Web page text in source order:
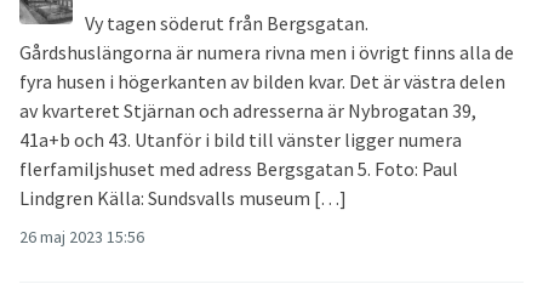
Vy tagen söderut från Bergsgatan.
Gårdshuslängorna är numera rivna men i övrigt finns alla de
fyra husen i högerkanten av bilden kvar. Det är västra delen
av kvarteret Stjärnan och adresserna är Nybrogatan 39,
41a+b och 43. Utanför i bild till vänster ligger numera
flerfamiljshuset med adress Bergsgatan 5. Foto: Paul
Lindgren Källa: Sundsvalls museum […]
26 maj 2023 15:56